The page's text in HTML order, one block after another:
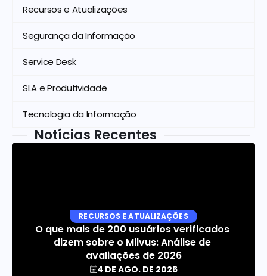
Recursos e Atualizações
Segurança da Informação
Service Desk
SLA e Produtividade
Tecnologia da Informação
Notícias Recentes
RECURSOS E ATUALIZAÇÕES
O que mais de 200 usuários verificados
dizem sobre o Milvus: Análise de
avaliações de 2026
4 DE AGO. DE 2026